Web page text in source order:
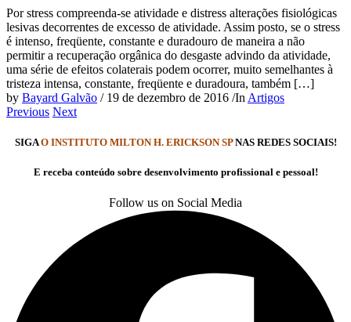
Por stress compreenda-se atividade e distress alterações fisiológicas
lesivas decorrentes de excesso de atividade. Assim posto, se o stress
é intenso, freqüente, constante e duradouro de maneira a não
permitir a recuperação orgânica do desgaste advindo da atividade,
uma série de efeitos colaterais podem ocorrer, muito semelhantes à
tristeza intensa, constante, freqüente e duradoura, também […]
by Bayard Galvão /19 de dezembro de 2016 /In Artigos
Previous Next
SIGAO INSTITUTO MILTON H. ERICKSON SPNAS REDES SOCIAIS!
E receba conteúdo sobre desenvolvimento profissional e pessoal!
Follow us on Social Media